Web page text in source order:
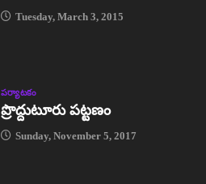
Tuesday, March 3, 2015
పర్యాటకం
ప్రొద్దుటూరు పట్టణం
Sunday, November 5, 2017